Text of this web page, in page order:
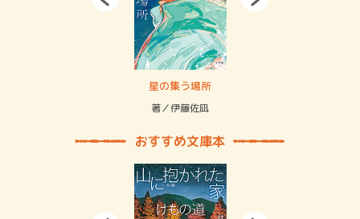
星の集う場所
著／伊藤佐凪
おすすめ文庫本